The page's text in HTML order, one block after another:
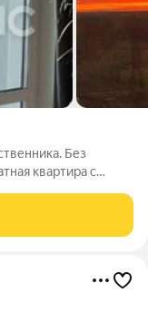
Без
квартира с
дома
в